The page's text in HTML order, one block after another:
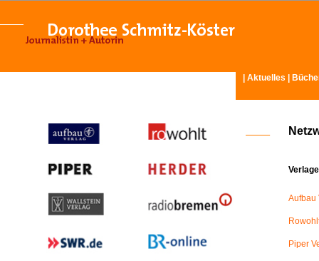
Aktuelles
Verlage
Aufbau
Piper